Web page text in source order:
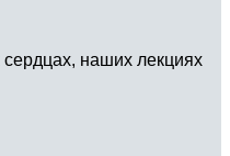
наших лекциях